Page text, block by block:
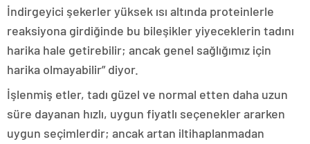
İndirgeyici şekerler yüksek ısı altında proteinlerle
reaksiyona girdiğinde bu bileşikler yiyeceklerin tadını
harika hale getirebilir; ancak genel sağlığımız için
harika olmayabilir” diyor.
İşlenmiş etler, tadı güzel ve normal etten daha uzun
süre dayanan hızlı, uygun fiyatlı seçenekler ararken
uygun seçimlerdir; ancak artan iltihaplanmadan